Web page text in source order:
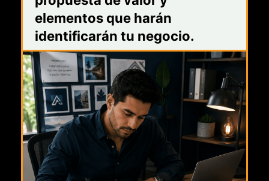
elementos que harán
identificarán tu negocio.